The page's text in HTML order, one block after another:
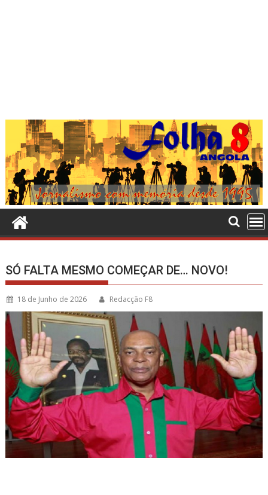
SÓ FALTA MESMO COMEÇAR DE… NOVO!
18 de Junho de 2026 Redacção F8